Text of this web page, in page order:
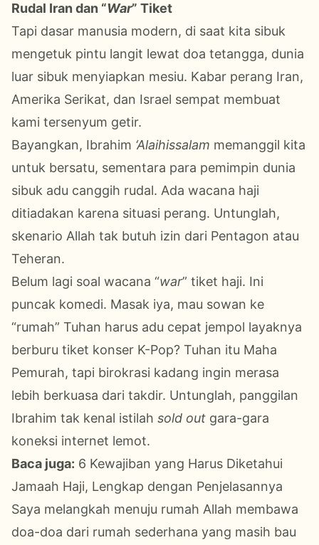
Rudal Iran dan “War” Tiket
Tapi dasar manusia modern, di saat kita sibuk
mengetuk pintu langit lewat doa tetangga, dunia
luar sibuk menyiapkan mesiu. Kabar perang Iran,
Amerika Serikat, dan Israel sempat membuat
kami tersenyum getir.
Bayangkan, Ibrahim ‘Alaihissalam memanggil kita
untuk bersatu, sementara para pemimpin dunia
sibuk adu canggih rudal. Ada wacana haji
ditiadakan karena situasi perang. Untunglah,
skenario Allah tak butuh izin dari Pentagon atau
Teheran.
Belum lagi soal wacana “war” tiket haji. Ini
puncak komedi. Masak iya, mau sowan ke
“rumah” Tuhan harus adu cepat jempol layaknya
berburu tiket konser K-Pop? Tuhan itu Maha
Pemurah, tapi birokrasi kadang ingin merasa
lebih berkuasa dari takdir. Untunglah, panggilan
Ibrahim tak kenal istilah sold out gara-gara
koneksi internet lemot.
Baca juga: 6 Kewajiban yang Harus Diketahui
Jamaah Haji, Lengkap dengan Penjelasannya
Saya melangkah menuju rumah Allah membawa
doa-doa dari rumah sederhana yang masih bau